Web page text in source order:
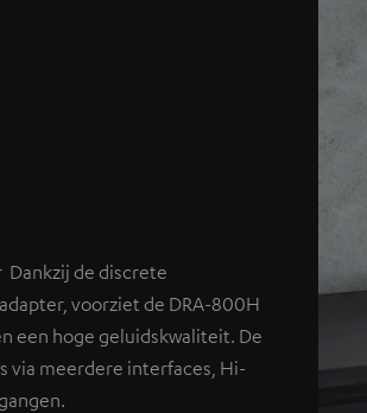
Dankzij de discrete
voorziet de DRA-800H
een hoge geluidskwaliteit. De
via meerdere interfaces, Hi-